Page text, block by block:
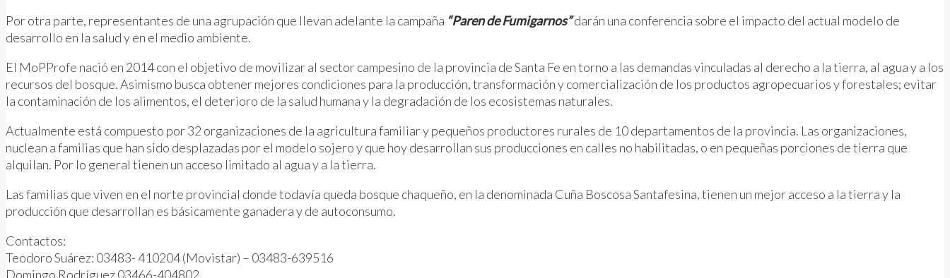
Por otra parte, representantes de una agrupación que llevan adelante la campaña “Paren deFumigarnos”darán una conferencia sobre el impacto del actual modelo de
desarrollo en la salud y en el medio ambiente.
El MoPProfe nació en 2014 con el objetivo de movilizar al sector campesino de la provincia de Santa Fe en torno a las demandas vinculadas al derecho a la tierra, al agua y a los
recursos del bosque. Asimismo busca obtener mejores condiciones para la producción, transformación y comercialización de los productos agropecuarios y forestales; evitar
la contaminación de los alimentos, el deterioro de la salud humana y la degradación de los ecosistemas naturales.
Actualmente está compuesto por 32 organizaciones de la agricultura familiar y pequeños productores rurales de 10 departamentos de la provincia. Las organizaciones,
nuclean a familias que han sido desplazadas por el modelo sojero y que hoy desarrollan sus producciones en calles no habilitadas, o en pequeñas porciones de tierra que
alquilan. Por lo general tienen un acceso limitado al agua y a la tierra.
Las familias que viven en el norte provincial donde todavía queda bosque chaqueño, en la denominada Cuña Boscosa Santafesina, tienen un mejor acceso a la tierra y la
producción que desarrollan es básicamente ganadera y de autoconsumo.
Contactos:
Teodoro Suárez: 03483- 410204 (Movistar) – 03483-639516
Domingo Rodríguez 03466-404802